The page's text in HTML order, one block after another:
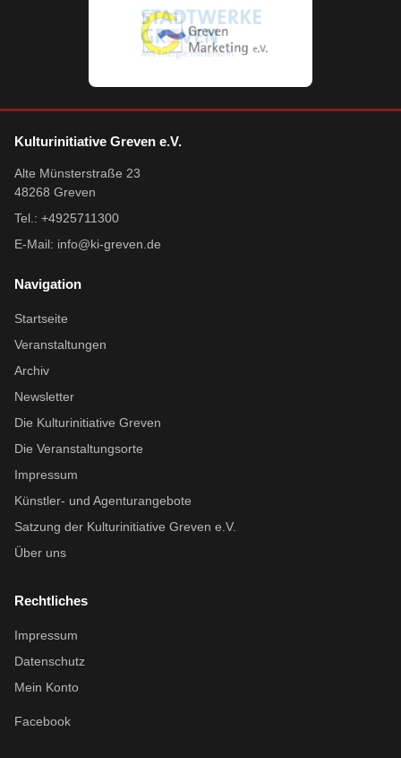
Kulturinitiative Greven e.V.
Alte Münsterstraße 23
48268 Greven
Tel.: +4925711300
E-Mail: info@ki-greven.de
Navigation
Startseite
Veranstaltungen
Archiv
Newsletter
Die Kulturinitiative Greven
Die Veranstaltungsorte
Impressum
Künstler- und Agenturangebote
Satzung der Kulturinitiative Greven e.V.
Über uns
Rechtliches
Impressum
Datenschutz
Mein Konto
Facebook